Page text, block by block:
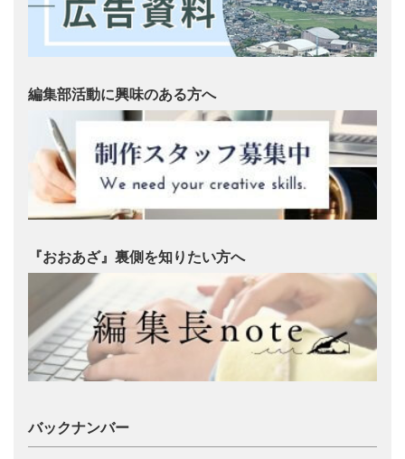
編集部活動に興味のある方へ
『おおあざ』裏側を知りたい方へ
バックナンバー